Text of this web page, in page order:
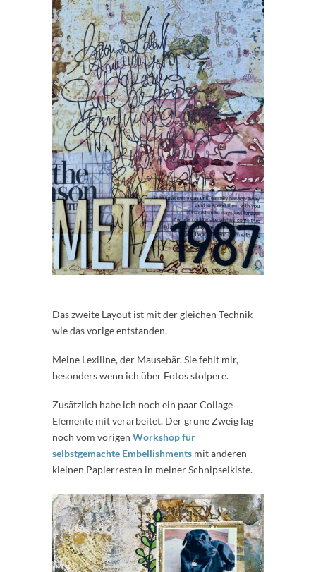
Das zweite Layout ist mit der gleichen Technik
wie das vorige entstanden.
Meine Lexiline, der Mausebär. Sie fehlt mir,
besonders wenn ich über Fotos stolpere.
Zusätzlich habe ich noch ein paar Collage
Elemente mit verarbeitet. Der grüne Zweig lag
noch vom vorigen Workshop für
selbstgemachte Embellishments mit anderen
kleinen Papierresten in meiner Schnipselkiste.